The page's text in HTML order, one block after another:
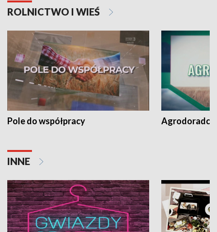
ROLNICTWO I WIEŚ
Pole do współpracy Agrodoradcy
INNE